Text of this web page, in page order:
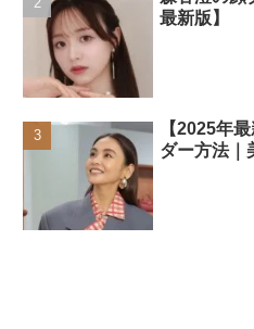
最新版】
【2025年
ダー方法｜